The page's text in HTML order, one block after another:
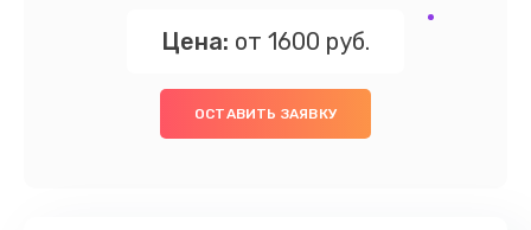
Цена: от 1600 руб.
ОСТАВИТЬ ЗАЯВКУ